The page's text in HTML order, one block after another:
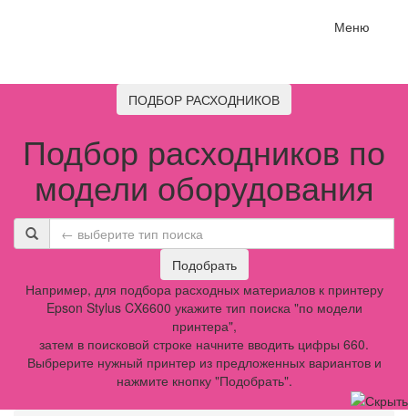
Меню
ПОДБОР РАСХОДНИКОВ
Подбор расходников по
модели оборудования
Подобрать
Например, для подбора расходных материалов к принтеру
Epson Stylus CX6600 укажите тип поиска "по модели
принтера",
затем в поисковой строке начните вводить цифры 660.
Выбрерите нужный принтер из предложенных вариантов и
нажмите кнопку "Подобрать".